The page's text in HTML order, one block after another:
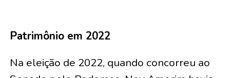
Patrimônio em 2022
Na eleição de 2022, quando concorreu ao